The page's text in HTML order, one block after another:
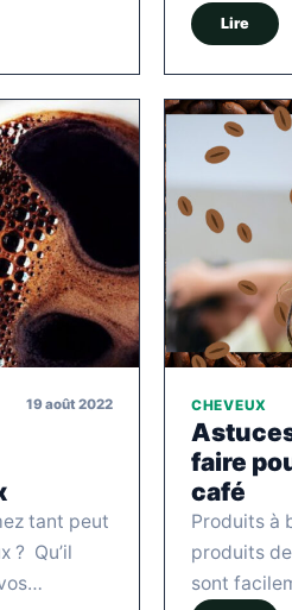
Lire
19 août 2022
tant peut
? Qu’il
CHEVEUX
faire
café
Produits à
produits
sont